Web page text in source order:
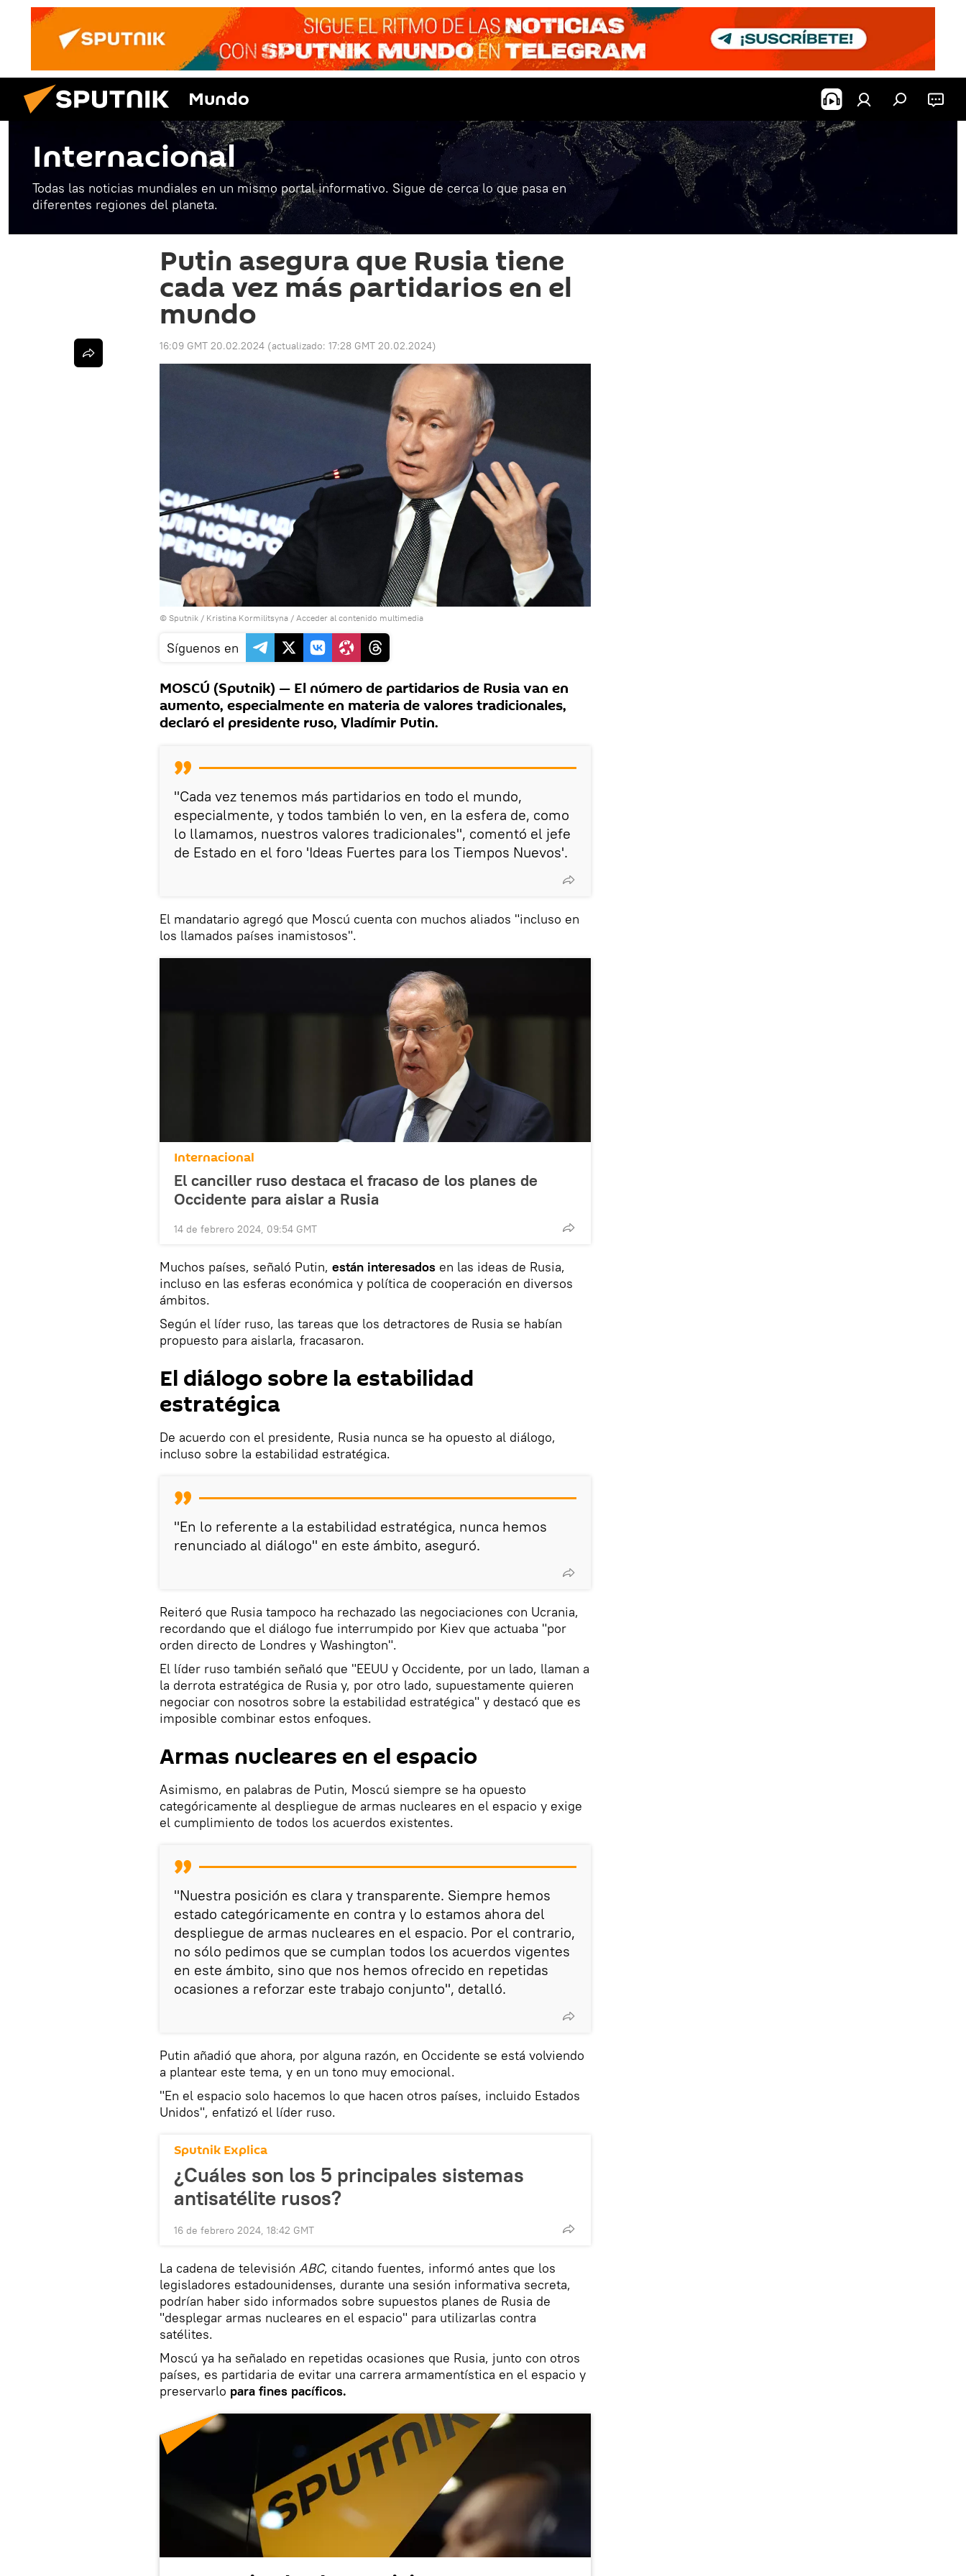
Mundo
Internacional
Todas las noticias mundiales en un mismo portal informativo. Sigue de cerca lo que pasa en
diferentes regiones del planeta.
Putin asegura que Rusia tiene
cada vez más partidarios en el
mundo
16:09 GMT 20.02.2024 (actualizado: 17:28 GMT 20.02.2024)
© Sputnik / Kristina Kormilitsyna / Acceder al contenido multimedia
Síguenos en
MOSCÚ (Sputnik) — El número de partidarios de Rusia van en
aumento, especialmente en materia de valores tradicionales,
declaró el presidente ruso, Vladímir Putin.
"Cada vez tenemos más partidarios en todo el mundo,
especialmente, y todos también lo ven, en la esfera de, como
lo llamamos, nuestros valores tradicionales", comentó el jefe
de Estado en el foro 'Ideas Fuertes para los Tiempos Nuevos'.
El mandatario agregó que Moscú cuenta con muchos aliados "incluso en
los llamados países inamistosos".
Internacional
El canciller ruso destaca el fracaso de los planes de
Occidente para aislar a Rusia
14 de febrero 2024, 09:54 GMT
Muchos países, señaló Putin, están interesados en las ideas de Rusia,
incluso en las esferas económica y política de cooperación en diversos
ámbitos.
Según el líder ruso, las tareas que los detractores de Rusia se habían
propuesto para aislarla, fracasaron.
El diálogo sobre la estabilidad
estratégica
De acuerdo con el presidente, Rusia nunca se ha opuesto al diálogo,
incluso sobre la estabilidad estratégica.
"En lo referente a la estabilidad estratégica, nunca hemos
renunciado al diálogo" en este ámbito, aseguró.
Reiteró que Rusia tampoco ha rechazado las negociaciones con Ucrania,
recordando que el diálogo fue interrumpido por Kiev que actuaba "por
orden directo de Londres y Washington".
El líder ruso también señaló que "EEUU y Occidente, por un lado, llaman a
la derrota estratégica de Rusia y, por otro lado, supuestamente quieren
negociar con nosotros sobre la estabilidad estratégica" y destacó que es
imposible combinar estos enfoques.
Armas nucleares en el espacio
Asimismo, en palabras de Putin, Moscú siempre se ha opuesto
categóricamente al despliegue de armas nucleares en el espacio y exige
el cumplimiento de todos los acuerdos existentes.
"Nuestra posición es clara y transparente. Siempre hemos
estado categóricamente en contra y lo estamos ahora del
despliegue de armas nucleares en el espacio. Por el contrario,
no sólo pedimos que se cumplan todos los acuerdos vigentes
en este ámbito, sino que nos hemos ofrecido en repetidas
ocasiones a reforzar este trabajo conjunto", detalló.
Putin añadió que ahora, por alguna razón, en Occidente se está volviendo
a plantear este tema, y en un tono muy emocional.
"En el espacio solo hacemos lo que hacen otros países, incluido Estados
Unidos", enfatizó el líder ruso.
Sputnik Explica
¿Cuáles son los 5 principales sistemas
antisatélite rusos?
16 de febrero 2024, 18:42 GMT
La cadena de televisión ABC, citando fuentes, informó antes que los
legisladores estadounidenses, durante una sesión informativa secreta,
podrían haber sido informados sobre supuestos planes de Rusia de
"desplegar armas nucleares en el espacio" para utilizarlas contra
satélites.
Moscú ya ha señalado en repetidas ocasiones que Rusia, junto con otros
países, es partidaria de evitar una carrera armamentística en el espacio y
preservarlo para fines pacíficos.